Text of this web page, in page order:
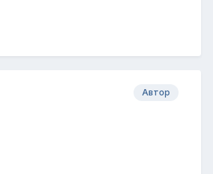
Автор